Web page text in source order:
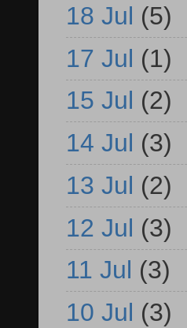
18 Jul (5)
17 Jul (1)
15 Jul (2)
14 Jul (3)
13 Jul (2)
12 Jul (3)
11 Jul (3)
10 Jul (3)